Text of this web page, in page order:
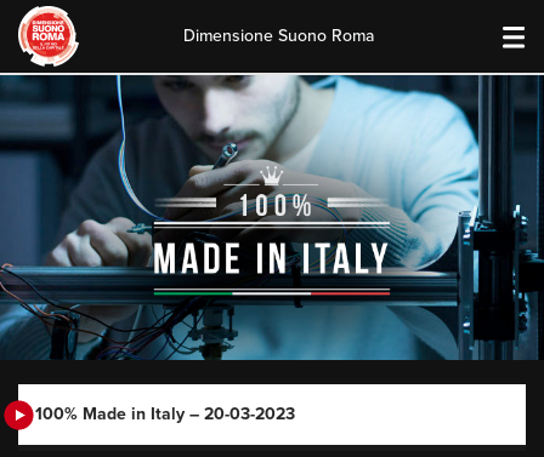
Skip
to
Dimensione Suono Roma
100% Made in Italy – 20-03-2023